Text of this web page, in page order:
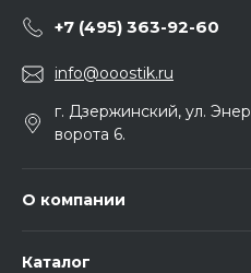
+7 (495) 363-92-60
info@ooostik.ru
г. Дзержинский, ул.
ворота 6.
О компании
Каталог